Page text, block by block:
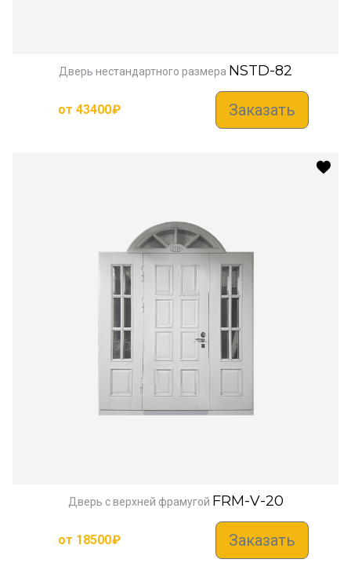
Дверь нестандартного размера NSTD-82
от 43400₽ Заказать
Дверь с верхней фрамугой FRM-V-20
от 18500₽ Заказать